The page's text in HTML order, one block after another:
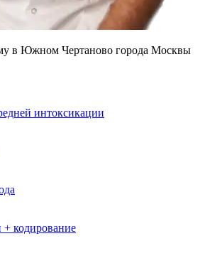
в Южном Чертаново города Москвы
интоксикации
кодирование